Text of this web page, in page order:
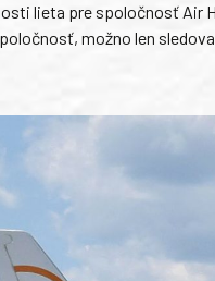
lieta pre spoločnosť Air
možno len